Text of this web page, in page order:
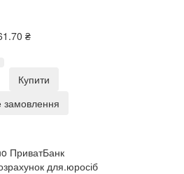
₴
Купити
замовлення
ПриватБанк
для.юросіб